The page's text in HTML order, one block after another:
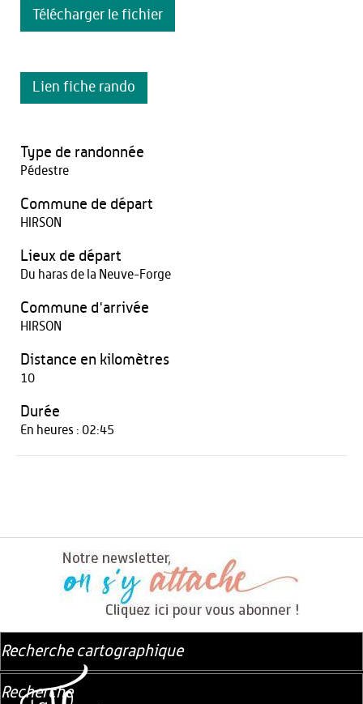
Télécharger le fichier
Lien fiche rando
Type de randonnée
Pédestre
Commune de départ
HIRSON
Lieux de départ
Du haras de la Neuve-Forge
Commune d'arrivée
HIRSON
Distance en kilomètres
10
Durée
En heures : 02:45
Recherche cartographique
Recherche